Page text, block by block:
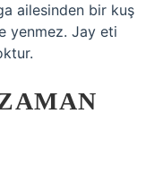
ailesinden bir kuş
yenmez. Jay eti